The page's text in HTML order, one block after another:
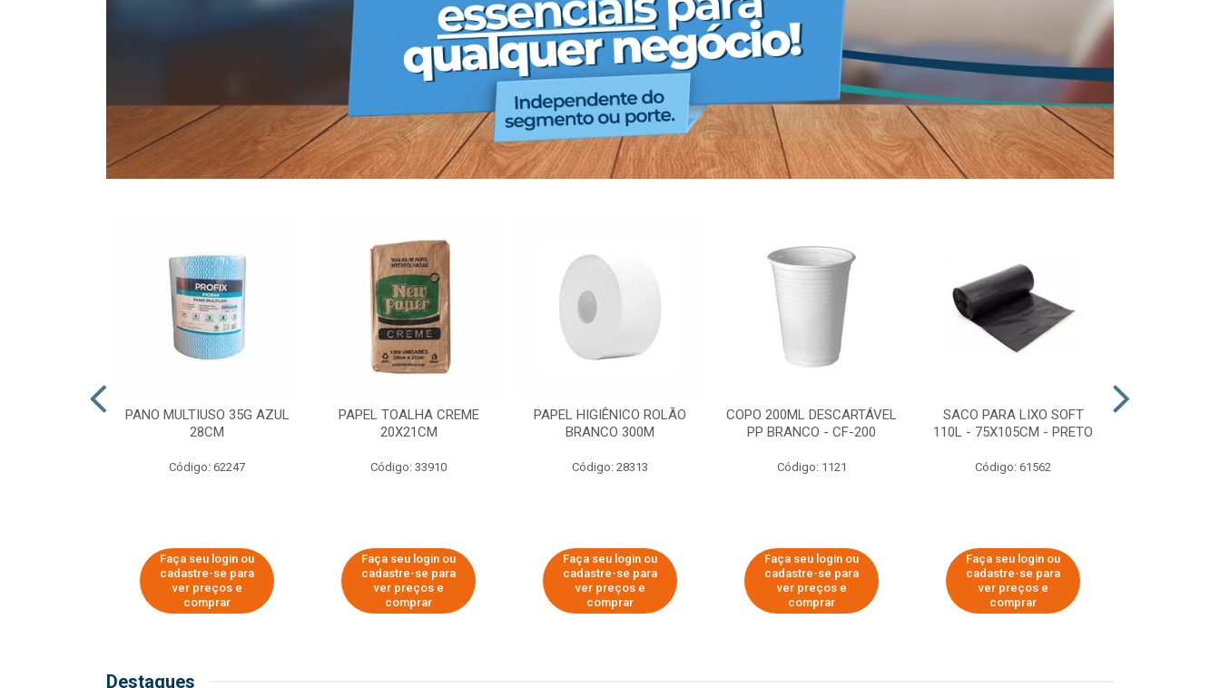
PANO MULTIUSO 35G AZUL
28CM
Código: 62247
Faça seu login ou
cadastre-se para
ver preços e
comprar
PAPEL TOALHA CREME
20X21CM
Código: 33910
Faça seu login ou
cadastre-se para
ver preços e
comprar
PAPEL HIGIÊNICO ROLÃO
BRANCO 300M
Código: 28313
Faça seu login ou
cadastre-se para
ver preços e
comprar
COPO 200ML DESCARTÁVEL
PP BRANCO - CF-200
Código: 1121
Faça seu login ou
cadastre-se para
ver preços e
comprar
SACO PARA LIXO SOFT
110L - 75X105CM - PRETO
Código: 61562
Faça seu login ou
cadastre-se para
ver preços e
comprar
Destaques